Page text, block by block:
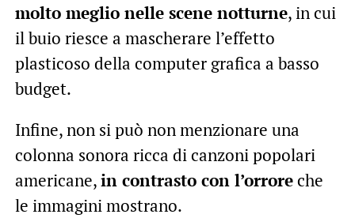
molto meglio nelle scene notturne, in cui
il buio riesce a mascherare l’effetto
plasticoso della computer grafica a basso
budget.
Infine, non si può non menzionare una
colonna sonora ricca di canzoni popolari
americane,in contrasto con l’orroreche
le immagini mostrano.